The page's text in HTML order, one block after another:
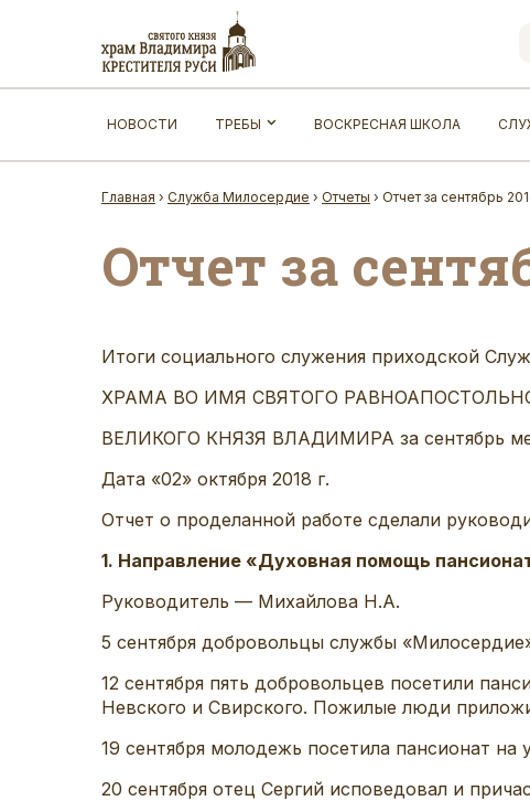
НОВОСТИ ТРЕБЫ ВОСКРЕСНАЯ ШКОЛА
Главная › Служба Милосердие › Отчеты › Отчет за сентябрь
Отчет за
Итоги социального служения приходской
ХРАМА ВО ИМЯ СВЯТОГО
ВЕЛИКОГО КНЯЗЯ ВЛАДИМИРА за сентябрь
Дата «02» октября 2018 г.
Отчет о проделанной работе сделали
1. Направление «Духовная помощь
Руководитель — Михайлова Н.А.
5 сентября добровольцы службы
12 сентября пять добровольцев посетили
Невского и Свирского. Пожилые люди
19 сентября молодежь посетила пансионат на
20 сентября отец Сергий исповедовал и